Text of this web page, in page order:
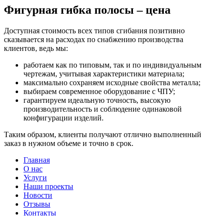
Фигурная гибка полосы – цена
Доступная стоимость всех типов сгибания позитивно
сказывается на расходах по снабжению производства
клиентов, ведь мы:
работаем как по типовым, так и по индивидуальным
чертежам, учитывая характеристики материала;
максимально сохраняем исходные свойства металла;
выбираем современное оборудование с ЧПУ;
гарантируем идеальную точность, высокую
производительность и соблюдение одинаковой
конфигурации изделий.
Таким образом, клиенты получают отлично выполненный
заказ в нужном объеме и точно в срок.
Главная
О нас
Услуги
Наши проекты
Новости
Отзывы
Контакты